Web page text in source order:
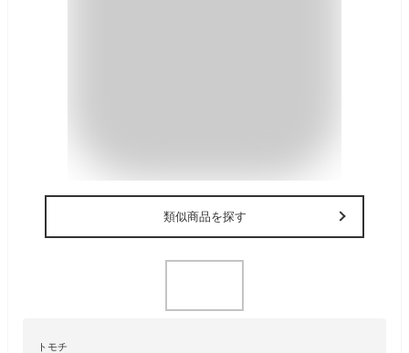
類似商品を探す
トモチ